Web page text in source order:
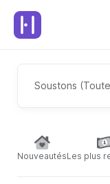
Soustons
NouveautésLes plus